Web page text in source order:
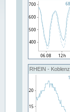
RHEIN - Koblenz